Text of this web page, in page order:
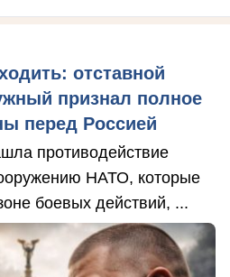
отставной
признал полное
перед Россией
противодействие
НАТО, которые
боевых действий, ...